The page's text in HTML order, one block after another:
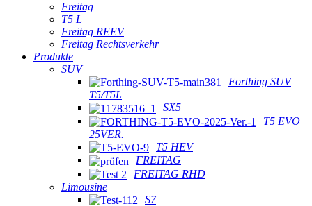
Freitag
T5 L
Freitag REEV
Freitag Rechtsverkehr
Produkte
SUV
Forthing SUV
T5/T5L
SX5
T5 EVO
25VER.
T5 HEV
FREITAG
FREITAG RHD
Limousine
S7